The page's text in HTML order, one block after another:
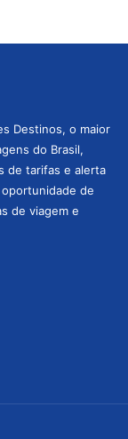
Destinos, o maior
do Brasil,
de tarifas e alerta
de
de viagem e